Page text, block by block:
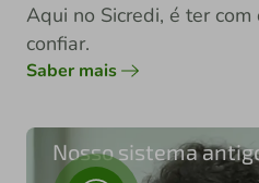
Aqui no Sicredi, é ter com
confiar.
Saber mais
Nosso sistema